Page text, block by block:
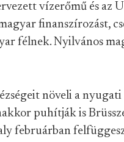
vízerőmű és az
finanszírozást,
félnek. Nyilvános
növeli a
puhítják is
februárban